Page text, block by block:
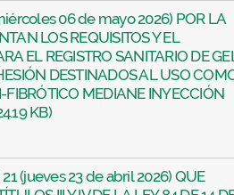
06 de mayo 2026) POR LA
LOS REQUISITOS Y EL
EL REGISTRO SANITARIO DE
DESTINADOS AL USO
MEDIANE INYECCIÓN
KB)
(jueves 23 de abril 2026) QUE